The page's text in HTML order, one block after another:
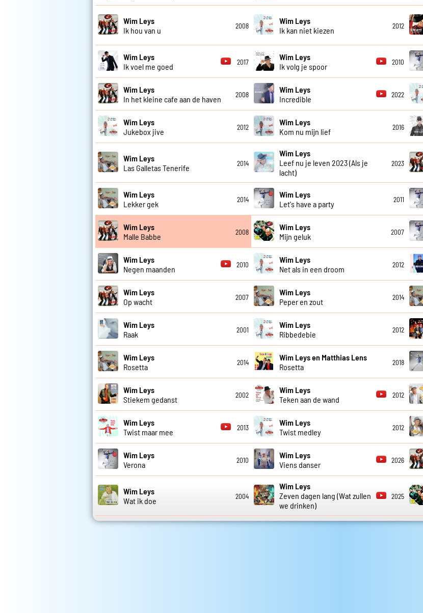
Wim Leys
Ik hou van u
2008
Wim Leys
Ik kan niet kiezen
2012
Wim Leys
Ik voel me goed
2017
Wim Leys
Ik volg je spoor
2010
Wim Leys
In het kleine cafe aan de haven
2008
Wim Leys
Incredible
2022
Wim Leys
Jukebox jive
2012
Wim Leys
Kom nu mijn lief
2016
Wim Leys
Las Galletas Tenerife
2014
Wim Leys
Leef nu je leven 2023 (Als je
lacht)
2023
Wim Leys
Lekker gek
2014
Wim Leys
Let's have a party
2011
Wim Leys
Malle Babbe
2008
Wim Leys
Mijn geluk
2007
Wim Leys
Negen maanden
2010
Wim Leys
Net als in een droom
2012
Wim Leys
Op wacht
2007
Wim Leys
Peper en zout
2014
Wim Leys
Raak
2001
Wim Leys
Ribbedebie
2012
Wim Leys
Rosetta
2014
Wim Leys en Matthias Lens
Rosetta
2018
Wim Leys
Stiekem gedanst
2002
Wim Leys
Teken aan de wand
2012
Wim Leys
Twist maar mee
2013
Wim Leys
Twist medley
2012
Wim Leys
Verona
2010
Wim Leys
Viens danser
2026
Wim Leys
Wat ik doe
2004
Wim Leys
Zeven dagen lang (Wat zullen
we drinken)
2025